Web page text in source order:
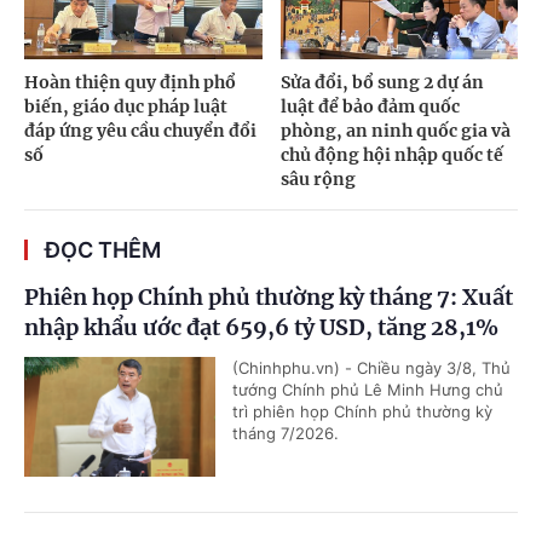
Hoàn thiện quy định phổ
biến, giáo dục pháp luật
đáp ứng yêu cầu chuyển đổi
số
Sửa đổi, bổ sung 2 dự án
luật để bảo đảm quốc
phòng, an ninh quốc gia và
chủ động hội nhập quốc tế
sâu rộng
ĐỌC THÊM
Phiên họp Chính phủ thường kỳ tháng 7: Xuất
nhập khẩu ước đạt 659,6 tỷ USD, tăng 28,1%
(Chinhphu.vn) - Chiều ngày 3/8, Thủ
tướng Chính phủ Lê Minh Hưng chủ
trì phiên họp Chính phủ thường kỳ
tháng 7/2026.